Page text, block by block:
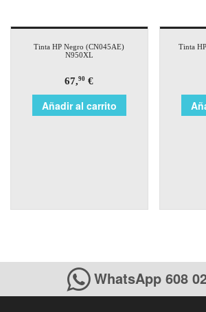
Tinta HP Negro (CN045AE)
N950XL
67,90 €
Añadir al carrito
Tinta
WhatsApp 608